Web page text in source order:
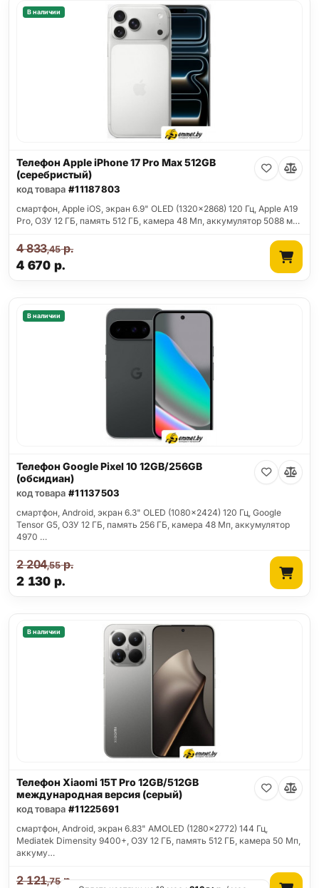
В наличии
Телефон Apple iPhone 17 Pro Max 512GB
(серебристый)
код товара #11187803
смартфон, Apple iOS, экран 6.9" OLED (1320x2868) 120 Гц, Apple A19
Pro, ОЗУ 12 ГБ, память 512 ГБ, камера 48 Мп, аккумулятор 5088 м…
4 670 р.
4 833,45р.
В наличии
Телефон Google Pixel 10 12GB/256GB
(обсидиан)
код товара #11137503
смартфон, Android, экран 6.3" OLED (1080x2424) 120 Гц, Google
Tensor G5, ОЗУ 12 ГБ, память 256 ГБ, камера 48 Мп, аккумулятор
4970 …
2 130 р.
2 204,55р.
В наличии
Телефон Xiaomi 15T Pro 12GB/512GB
международная версия (серый)
код товара #11225691
смартфон, Android, экран 6.83" AMOLED (1280x2772) 144 Гц,
Mediatek Dimensity 9400+, ОЗУ 12 ГБ, память 512 ГБ, камера 50 Мп,
аккуму…
2 121,75р.